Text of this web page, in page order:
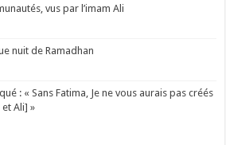
vus par l’imam Ali
nuit de Ramadhan
: « Sans Fatima, Je ne vous aurais pas créés
Ali] »